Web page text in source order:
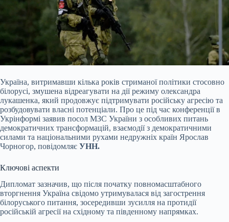
Україна, витримавши кілька років стриманої політики стосовно
білорусі, змушена відреагувати на дії режиму олександра
лукашенка, який продовжує підтримувати російську агресію та
розбудовувати власні потенціали. Про це під час конференції в
Укрінформі заявив посол МЗС України з особливих питань
демократичних трансформацій, взаємодії з демократичними
силами та національними рухами недружніх країн Ярослав
Чорногор, повідомляє УНН.
Ключові аспекти
Дипломат зазначив, що після початку повномасштабного
вторгнення Україна свідомо утримувалася від загострення
білоруського питання, зосередивши зусилля на протидії
російській агресії на східному та південному напрямках.